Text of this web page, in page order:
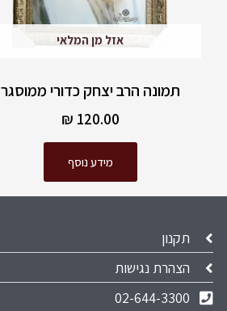
אזל מן המלאי
תמונה הרב יצחק כדורי ממוסגר
120.00
₪
מידע נוסף
תקנון
הצהרת נגישות
02-644-3300